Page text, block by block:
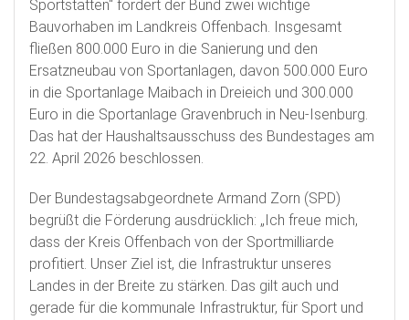
Sportstätten“ fördert der Bund zwei wichtige
Bauvorhaben im Landkreis Offenbach. Insgesamt
fließen 800.000 Euro in die Sanierung und den
Ersatzneubau von Sportanlagen, davon 500.000 Euro
in die Sportanlage Maibach in Dreieich und 300.000
Euro in die Sportanlage Gravenbruch in Neu-Isenburg.
Das hat der Haushaltsausschuss des Bundestages am
22. April 2026 beschlossen.
Der Bundestagsabgeordnete Armand Zorn (SPD)
begrüßt die Förderung ausdrücklich: „Ich freue mich,
dass der Kreis Offenbach von der Sportmilliarde
profitiert. Unser Ziel ist, die Infrastruktur unseres
Landes in der Breite zu stärken. Das gilt auch und
gerade für die kommunale Infrastruktur, für Sport und